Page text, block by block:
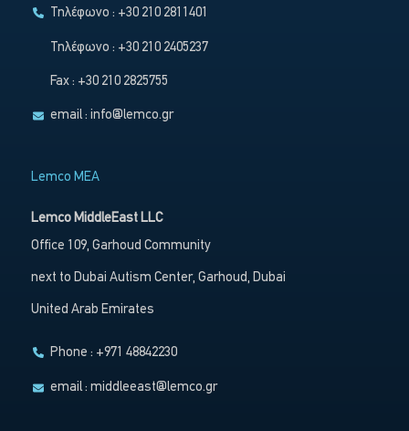
Τηλέφωνο : +30 210 2811401
Τηλέφωνο : +30 210 2405237
Fax : +30 210 2825755
email :info@lemco.gr
Lemco MEA
Lemco MiddleEast LLC
Office 109, Garhoud Community
next to Dubai Autism Center, Garhoud, Dubai
United Arab Emirates
Phone : +971 48842230
email :middleeast@lemco.gr